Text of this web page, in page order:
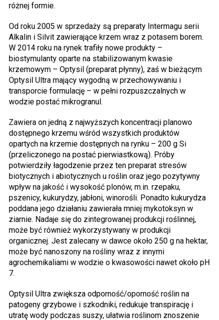
różnej formie.
Od roku 2005 w sprzedaży są preparaty Intermagu serii
Alkalin i Silvit zawierające krzem wraz z potasem borem.
W 2014 roku na rynek trafiły nowe produkty –
biostymulanty oparte na stabilizowanym kwasie
krzemowym – Optysil (preparat płynny), zaś w bieżącym
Optysil Ultra mający wygodną w przechowywaniu i
transporcie formulację – w pełni rozpuszczalnych w
wodzie postać mikrogranul.
Zawiera on jedną z najwyższych koncentracji planowo
dostępnego krzemu wśród wszystkich produktów
opartych na krzemie dostępnych na rynku – 200 g Si
(przeliczonego na postać pierwiastkową). Próby
potwierdziły łagodzenie przez ten preparat stresów
biotycznych i abiotycznych u roślin oraz jego pozytywny
wpływ na jakość i wysokość plonów, m.in. rzepaku,
pszenicy, kukurydzy, jabłoni, winorośli. Ponadto kukurydza
poddana jego działaniu zawierała mniej mykotoksyn w
ziarnie. Nadaje się do zintegrowanej produkcji roślinnej,
może być również wykorzystywany w produkcji
organicznej. Jest zalecany w dawce około 250 g na hektar,
może być nanoszony na rośliny wraz z innymi
agrochemikaliami w wodzie o kwasowości nawet około pH
7.
Optysil Ultra zwiększa odporność/oporność roślin na
patogeny grzybowe i szkodniki, redukuje transpirację i
utratę wody podczas suszy, ułatwia roślinom znoszenie